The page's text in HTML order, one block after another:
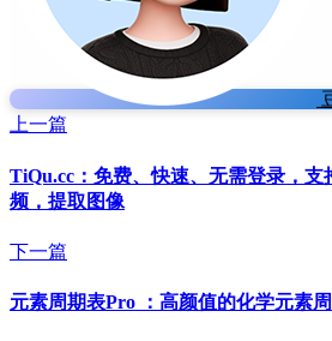
上一篇
TiQu.cc：免费、快速、无需登录，支
频，提取图像
下一篇
元素周期表Pro ：高颜值的化学元素